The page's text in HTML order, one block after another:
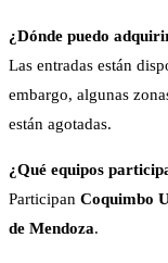
¿Dónde puedo
Las entradas están
embargo, algunas
están agotadas.
¿Qué equipos
Participan Coquimbo
de Mendoza.